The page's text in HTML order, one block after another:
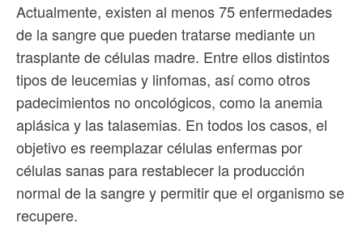
Actualmente, existen al menos 75 enfermedades
de la sangre que pueden tratarse mediante un
trasplante de células madre. Entre ellos distintos
tipos de leucemias y linfomas, así como otros
padecimientos no oncológicos, como la anemia
aplásica y las talasemias. En todos los casos, el
objetivo es reemplazar células enfermas por
células sanas para restablecer la producción
normal de la sangre y permitir que el organismo se
recupere.